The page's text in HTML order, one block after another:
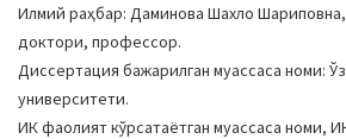
Илмий раҳбар: Даминова Шахло
доктори, профессор.
Диссертация бажарилган муассаса номи:
университети.
ИК фаолият кўрсатаётган муассаса номи,